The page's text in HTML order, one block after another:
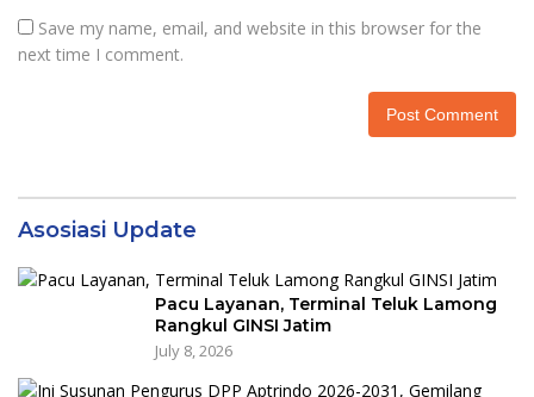
Save my name, email, and website in this browser for the
next time I comment.
Asosiasi Update
Pacu Layanan, Terminal Teluk Lamong
Rangkul GINSI Jatim
July 8, 2026